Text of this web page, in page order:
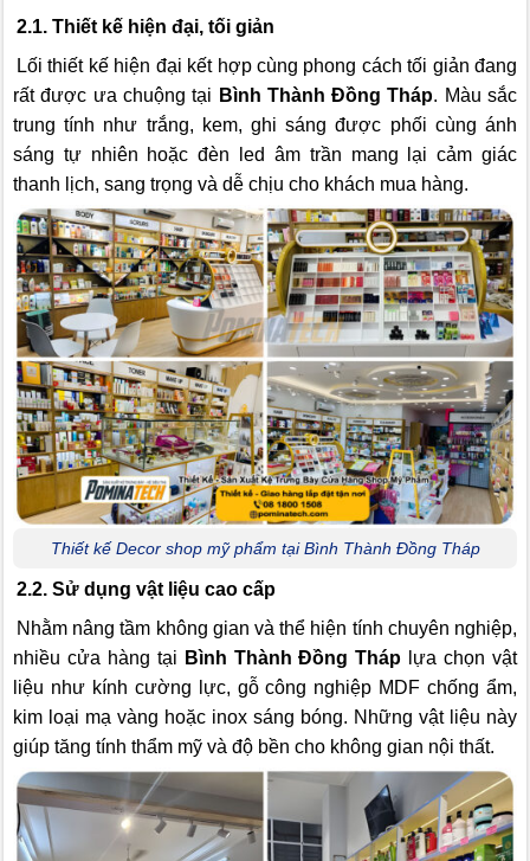
2.1. Thiết kế hiện đại, tối giản
Lối thiết kế hiện đại kết hợp cùng phong cách tối giản đang
rất được ưa chuộng tại Bình Thành Đồng Tháp. Màu sắc
trung tính như trắng, kem, ghi sáng được phối cùng ánh
sáng tự nhiên hoặc đèn led âm trần mang lại cảm giác
thanh lịch, sang trọng và dễ chịu cho khách mua hàng.
Thiết kế Decor shop mỹ phẩm tại Bình Thành Đồng Tháp
2.2. Sử dụng vật liệu cao cấp
Nhằm nâng tầm không gian và thể hiện tính chuyên nghiệp,
nhiều cửa hàng tại Bình Thành Đồng Tháp lựa chọn vật
liệu như kính cường lực, gỗ công nghiệp MDF chống ẩm,
kim loại mạ vàng hoặc inox sáng bóng. Những vật liệu này
giúp tăng tính thẩm mỹ và độ bền cho không gian nội thất.